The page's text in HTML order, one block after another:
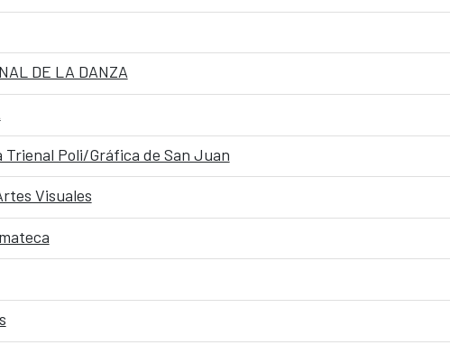
DE LA DANZA
Trienal Poli/Gráfica de San Juan
Visuales